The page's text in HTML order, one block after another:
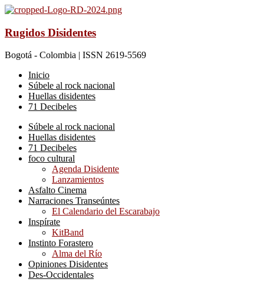
Rugidos Disidentes
Bogotá - Colombia | ISSN 2619-5569
Inicio
Súbele al rock nacional
Huellas disidentes
71 Decibeles
Súbele al rock nacional
Huellas disidentes
71 Decibeles
foco cultural
Agenda Disidente
Lanzamientos
Asfalto Cinema
Narraciones Transeúntes
El Calendario del Escarabajo
Inspírate
KitBand
Instinto Forastero
Alma del Río
Opiniones Disidentes
Des-Occidentales